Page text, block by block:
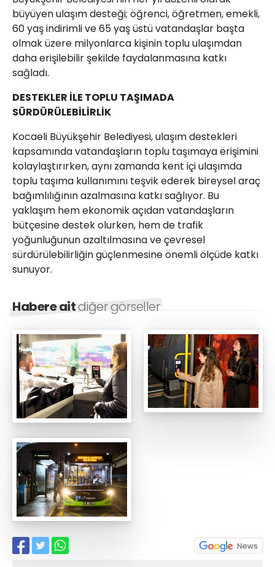
büyüyen ulaşım desteği; öğrenci, öğretmen, emekli,
60 yaş indirimli ve 65 yaş üstü vatandaşlar başta
olmak üzere milyonlarca kişinin toplu ulaşımdan
daha erişilebilir şekilde faydalanmasına katkı
sağladı.
DESTEKLER İLE TOPLU TAŞIMADA
SÜRDÜRÜLEBİLİRLİK
Kocaeli Büyükşehir Belediyesi, ulaşım destekleri
kapsamında vatandaşların toplu taşımaya erişimini
kolaylaştırırken, aynı zamanda kent içi ulaşımda
toplu taşıma kullanımını teşvik ederek bireysel araç
bağımlılığının azalmasına katkı sağlıyor. Bu
yaklaşım hem ekonomik açıdan vatandaşların
bütçesine destek olurken, hem de trafik
yoğunluğunun azaltılmasına ve çevresel
sürdürülebilirliğin güçlenmesine önemli ölçüde katkı
sunuyor.
Habere aitdiğer görseller